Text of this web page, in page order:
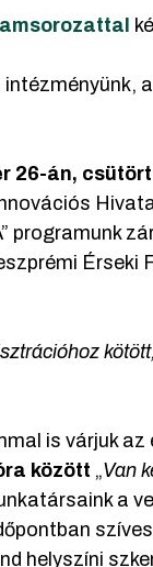
26-án,
programunk
Érseki
is várjuk az
között „Van
a
helyszíni